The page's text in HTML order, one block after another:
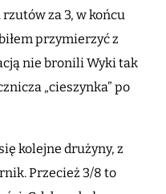
za 3, w końcu
przymierzyć z
nie bronili Wyki tak
„cieszynka” po
kolejne drużyny, z
Przecież 3/8 to